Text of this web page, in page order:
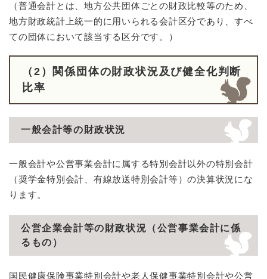
（普通会計とは、地方公共団体ごとの財政比較等のため、
地方財政統計上統一的に用いられる会計区分であり、すべ
ての団体において該当する区分です。）
（2）関係団体の財政状況及び健全化判断
比率
一般会計等の財政状況
一般会計や公営事業会計に属する特別会計以外の特別会計
（奨学金特別会計、有線放送特別会計等）の決算状況にな
ります。
公営企業会計等の財政状況（公営事業会計に係
るもの）
国民健康保険事業特別会計や老人保健事業特別会計や公営